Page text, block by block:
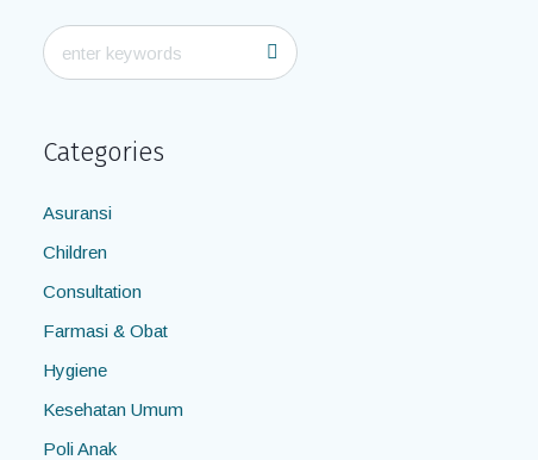
Categories
Asuransi
Children
Consultation
Farmasi & Obat
Hygiene
Kesehatan Umum
Poli Anak